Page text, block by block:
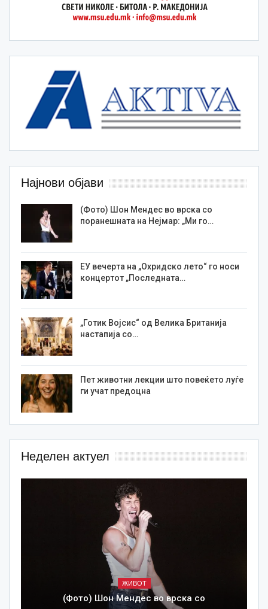
Најнови објави
(Фото) Шон Мендес во врска со
поранешната на Нејмар: „Ми го…
ЕУ вечерта на „Охридско лето“ го носи
концертот „Последната…
„Готик Војсис“ од Велика Британија
настапија со…
Пет животни лекции што повеќето луѓе
ги учат предоцна
Неделен актуел
ЖИВОТ
(Фото) Шон Мендес во врска со